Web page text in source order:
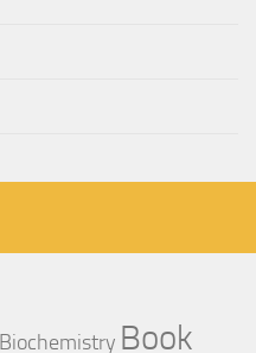
Biochemistry Book